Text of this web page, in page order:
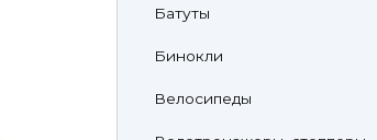
Батуты
Бинокли
Велосипеды